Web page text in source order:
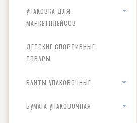
УПАКОВКА ДЛЯ
МАРКЕТПЛЕЙСОВ
ДЕТСКИЕ СПОРТИВНЫЕ
ТОВАРЫ
БАНТЫ УПАКОВОЧНЫЕ
БУМАГА УПАКОВОЧНАЯ